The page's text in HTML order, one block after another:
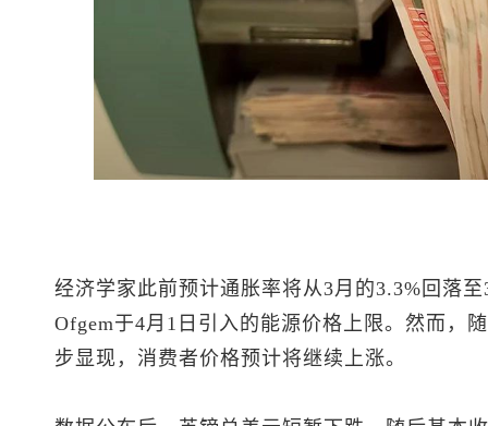
经济学家此前预计通胀率将从3月的3.3%回落
Ofgem于4月1日引入的能源价格上限。然而，
步显现，消费者价格预计将继续上涨。